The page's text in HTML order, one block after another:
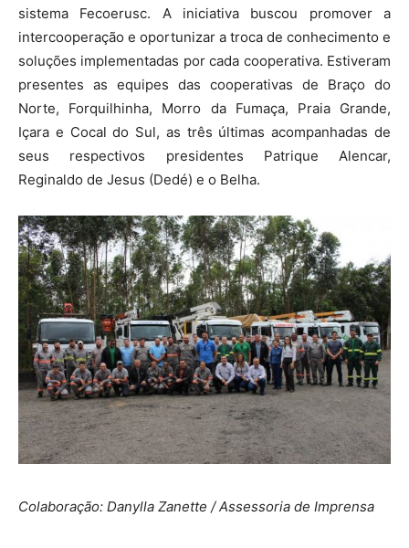
sistema Fecoerusc. A iniciativa buscou promover a
intercooperação e oportunizar a troca de conhecimento e
soluções implementadas por cada cooperativa. Estiveram
presentes as equipes das cooperativas de Braço do
Norte, Forquilhinha, Morro da Fumaça, Praia Grande,
Içara e Cocal do Sul, as três últimas acompanhadas de
seus respectivos presidentes Patrique Alencar,
Reginaldo de Jesus (Dedé) e o Belha.
Colaboração: Danylla Zanette / Assessoria de Imprensa